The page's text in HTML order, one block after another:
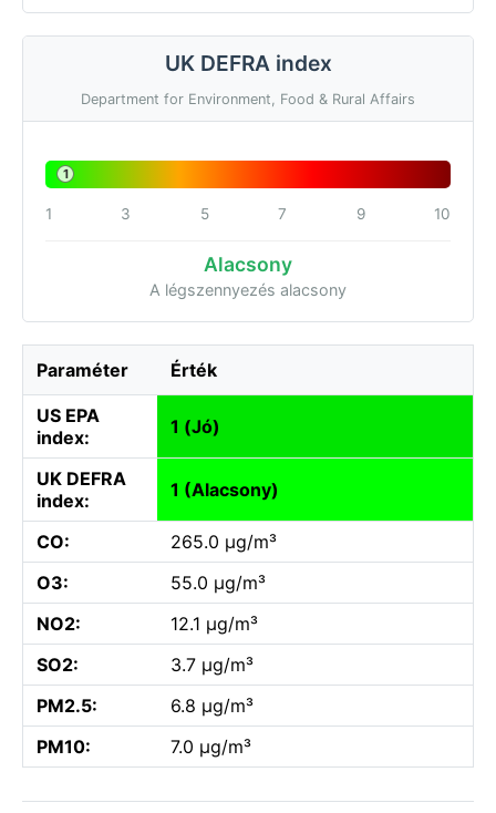
UK DEFRA index
Department for Environment, Food & Rural Affairs
1
1 3 5 7 9 10
Alacsony
A légszennyezés alacsony
Paraméter Érték
US EPA
index:
1 (Jó)
UK DEFRA
index:
1 (Alacsony)
CO:
265.0 µg/m³
O3:
55.0 µg/m³
NO2:
12.1 µg/m³
SO2:
3.7 µg/m³
PM2.5:
6.8 µg/m³
PM10:
7.0 µg/m³